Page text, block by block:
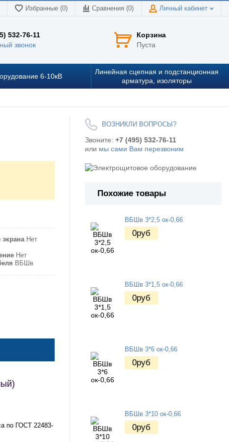
Избранные (0) Сравнения (0) Личный кабинет
532-76-11
звонок
Корзина
Пуста
6-10кВ
Линейная сцепная и подстанционная
арматура, изоляторы
экрана Нет
Нет
ВБШв
по ГОСТ 22483-
ВОЗНИКЛИ ВОПРОСЫ?
Звоните: +7 (495) 532-76-11
или мы сами Вам перезвоним
Похожие товары
ВБШв 3*2,5 ок-0,66
0руб
ВБШв 3*1,5 ок-0,66
0руб
ВБШв 3*6 ок-0,66
0руб
ВБШв 3*10 ок-0,66
0руб